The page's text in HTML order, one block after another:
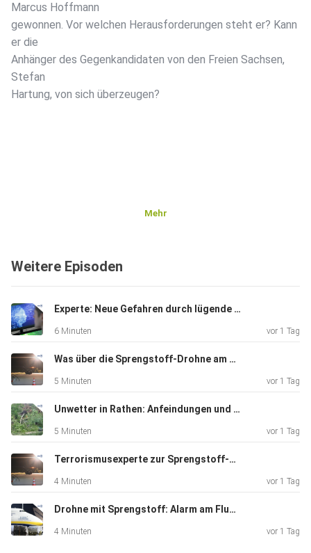
Marcus Hoffmann
gewonnen. Vor welchen Herausforderungen steht er? Kann
er die
Anhänger des Gegenkandidaten von den Freien Sachsen,
Stefan
Hartung, von sich überzeugen?
Mehr
Weitere Episoden
Experte: Neue Gefahren durch lügende KI
6 Minuten vor 1 Tag
Was über die Sprengstoff-Drohne am Leipziger Flughafen bekannt ist
5 Minuten vor 1 Tag
Unwetter in Rathen: Anfeindungen und Hass nach Spendenaktion
5 Minuten vor 1 Tag
Terrorismusexperte zur Sprengstoff-Drohne: Neue Dimension der Gefahr
4 Minuten vor 1 Tag
Drohne mit Sprengstoff: Alarm am Flughafen Leipzig/Halle
4 Minuten vor 1 Tag